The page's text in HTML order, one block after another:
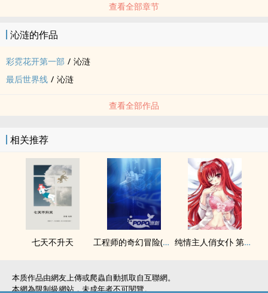
查看全部章节
沁涟的作品
彩霓花开第一部 / 沁涟
最后世界线 / 沁涟
查看全部作品
相关推荐
七天不升天 工程师的奇幻冒险(初版) 纯情主人俏女仆 第一集：新世纪女仆降临
本质作品由網友上傳或爬蟲自動抓取自互聯網。
本網為限制級網站，未成年者不可閱覽。